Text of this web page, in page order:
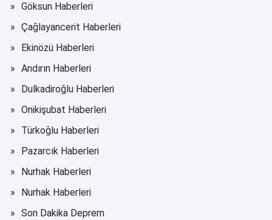
Göksun Haberleri
Çağlayancerit Haberleri
Ekinözü Haberleri
Andırın Haberleri
Dulkadiroğlu Haberleri
Onikişubat Haberleri
Türkoğlu Haberleri
Pazarcık Haberleri
Nurhak Haberleri
Nurhak Haberleri
Son Dakika Deprem